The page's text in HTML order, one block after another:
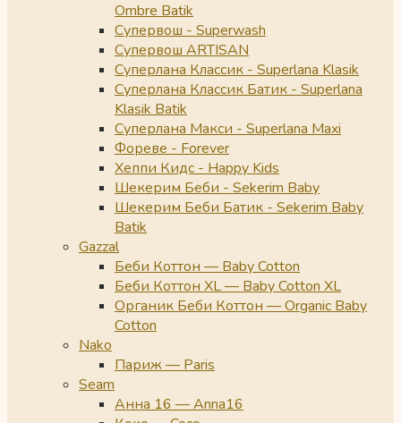
Ombre Batik
Супервош - Superwash
Супервош ARTISAN
Суперлана Классик - Superlana Klasik
Суперлана Классик Батик - Superlana
Klasik Batik
Суперлана Макси - Superlana Maxi
Фореве - Forever
Хеппи Кидс - Happy Kids
Шекерим Беби - Sekerim Baby
Шекерим Беби Батик - Sekerim Baby
Batik
Gazzal
Беби Коттон — Baby Cotton
Беби Коттон XL — Baby Cotton XL
Органик Беби Коттон — Organic Baby
Cotton
Nako
Париж — Paris
Seam
Анна 16 — Anna16